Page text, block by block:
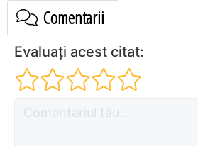
Comentarii
Evaluați acest citat: